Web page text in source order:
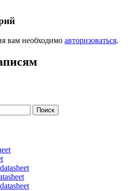
вам необходимо авторизоваться.